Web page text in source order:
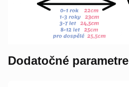
Dodatočné parametre